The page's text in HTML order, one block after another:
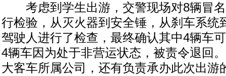
考虑到学生出游，交警现场对8辆冒名
行检验，从灭火器到安全锤，从刹车系统
驾驶人进行了检查，最终确认其中4辆车
4辆车因为处于非营运状态，被责令退回
大客车所属公司，还有负责承办此次出游